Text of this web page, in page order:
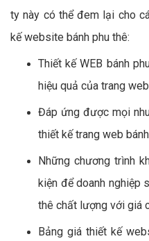
ty này có thể đem lại cho
kế website bánh phu thê:
Thiết kế WEB bánh
hiệu quả của trang
Đáp ứng được mọi
thiết kế trang web
Những chương trình
kiện để doanh nghiệp
thê chất lượng với giá
Bảng giá thiết kế